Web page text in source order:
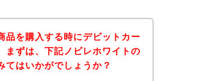
品を購入する時にデビットカー
まずは、下記ノビレホワイトの
てはいかがでしょうか？